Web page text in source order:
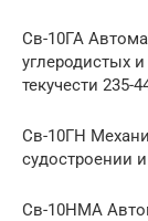
Св-10ГА
углеродистых
текучести 235-
Св-10ГН
судостроении
Св-10НМА